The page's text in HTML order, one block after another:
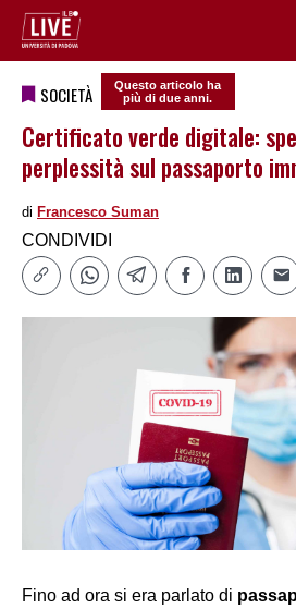
SOCIETÀ
Questo articolo ha
più di due anni.
Certificato verde digitale:
perplessità sul passaporto
di Francesco Suman
CONDIVIDI
Fino ad ora si era parlato di